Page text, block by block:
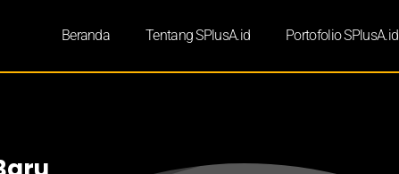
Beranda Tentang SPlusA.id Portofolio SPlusA.id